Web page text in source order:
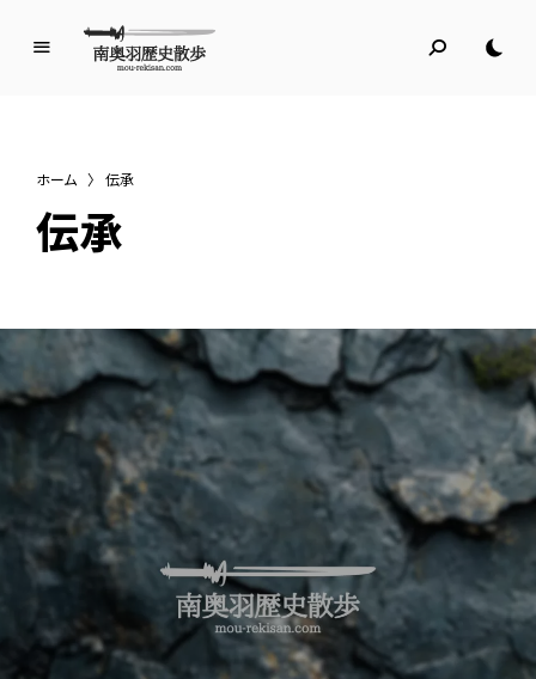
歴
史
散
歩
ホーム 〉 伝承
伝承